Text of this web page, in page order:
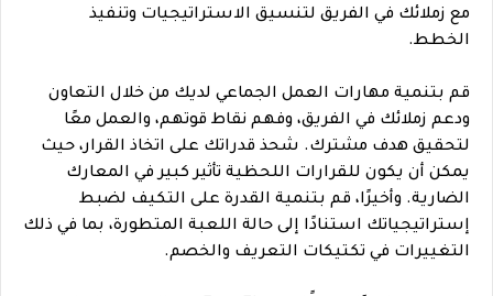
مع زملائك في الفريق لتنسيق الاستراتيجيات وتنفيذ
الخطط.
قم بتنمية مهارات العمل الجماعي لديك من خلال التعاون
ودعم زملائك في الفريق، وفهم نقاط قوتهم، والعمل معًا
لتحقيق هدف مشترك. شحذ قدراتك على اتخاذ القرار، حيث
يمكن أن يكون للقرارات اللحظية تأثير كبير في المعارك
الضارية. وأخيرًا، قم بتنمية القدرة على التكيف لضبط
إستراتيجياتك استنادًا إلى حالة اللعبة المتطورة، بما في ذلك
التغييرات في تكتيكات التعريف والخصم.